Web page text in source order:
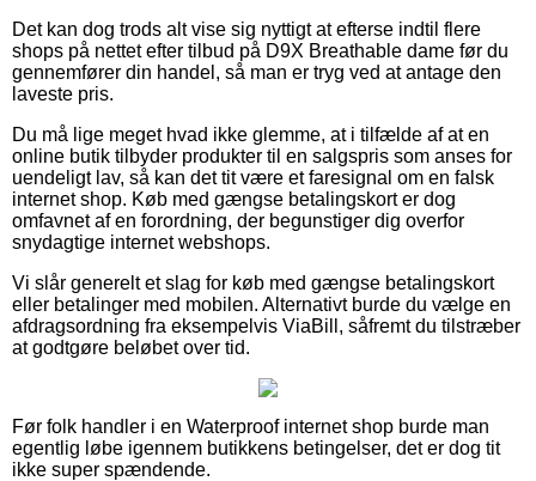
Det kan dog trods alt vise sig nyttigt at efterse indtil flere
shops på nettet efter tilbud på D9X Breathable dame før du
gennemfører din handel, så man er tryg ved at antage den
laveste pris.
Du må lige meget hvad ikke glemme, at i tilfælde af at en
online butik tilbyder produkter til en salgspris som anses for
uendeligt lav, så kan det tit være et faresignal om en falsk
internet shop. Køb med gængse betalingskort er dog
omfavnet af en forordning, der begunstiger dig overfor
snydagtige internet webshops.
Vi slår generelt et slag for køb med gængse betalingskort
eller betalinger med mobilen. Alternativt burde du vælge en
afdragsordning fra eksempelvis ViaBill, såfremt du tilstræber
at godtgøre beløbet over tid.
Før folk handler i en Waterproof internet shop burde man
egentlig løbe igennem butikkens betingelser, det er dog tit
ikke super spændende.